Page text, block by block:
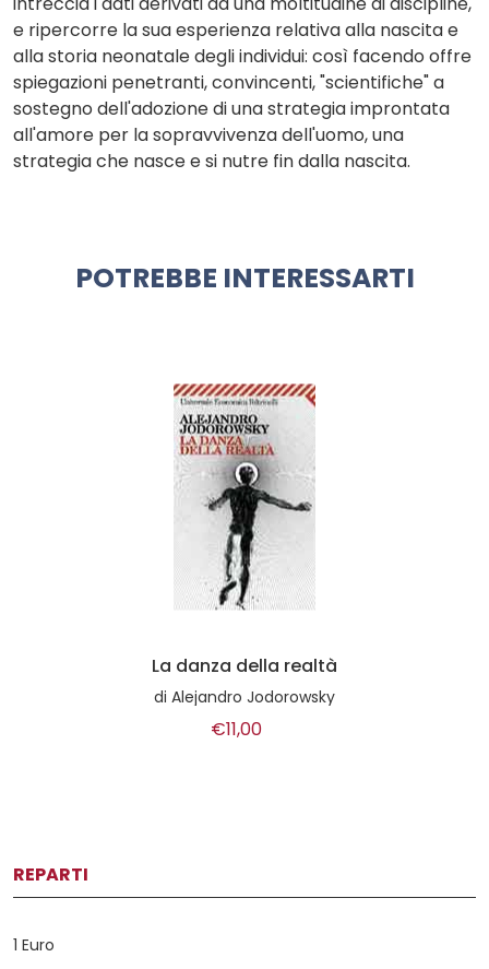
e ripercorre la sua esperienza relativa alla nascita e
alla storia neonatale degli individui: così facendo offre
spiegazioni penetranti, convincenti, "scientifiche" a
sostegno dell'adozione di una strategia improntata
all'amore per la sopravvivenza dell'uomo, una
strategia che nasce e si nutre fin dalla nascita.
POTREBBE INTERESSARTI
La danza della realtà
di Alejandro Jodorowsky
€11,00
REPARTI
1 Euro